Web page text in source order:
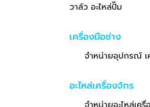
วาล์ว อะไหล่ปั๊ม
เครื่องมือช่าง
จำหน่ายอุปกรณ์ เ
อะไหล่เครื่องจักร